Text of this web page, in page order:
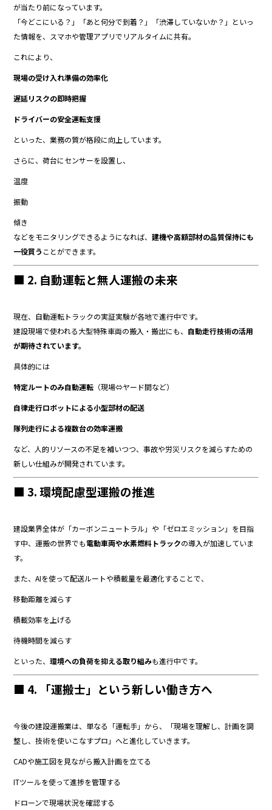
が当たり前になっています。
「今どこにいる？」「あと何分で到着？」「渋滞していないか？」といっ
た情報を、スマホや管理アプリでリアルタイムに共有。
これにより、
現場の受け入れ準備の効率化
遅延リスクの即時把握
ドライバーの安全運転支援
といった、業務の質が格段に向上しています。
さらに、荷台にセンサーを設置し、
温度
振動
傾き
などをモニタリングできるようになれば、建機や高額部材の品質保持にも
一役買う ことができます。
■ 2. 自動運転と無人運搬の未来
現在、自動運転トラックの実証実験が各地で進行中です。
建設現場で使われる大型特殊車両の搬入・搬出にも、 自動走行技術の活用
が期待されています。
具体的には――
特定ルートのみ自動運転 （現場⇔ヤード間など）
自律走行ロボットによる小型部材の配送
隊列走行による複数台の効率運搬
など、人的リソースの不足を補いつつ、事故や労災リスクを減らすための
新しい仕組みが開発されています。
■ 3. 環境配慮型運搬の推進
建設業界全体が「カーボンニュートラル」や「ゼロエミッション」を目指
す中、運搬の世界でも電動車両や水素燃料トラックの導入が加速していま
す。
また、AIを使って配送ルートや積載量を最適化することで、
移動距離を減らす
積載効率を上げる
待機時間を減らす
といった、環境への負荷を抑える取り組みも進行中です。
■ 4. 「運搬士」という新しい働き方へ
今後の建設運搬業は、単なる「運転手」から、「現場を理解し、計画を調
整し、技術を使いこなすプロ」へと進化していきます。
CADや施工図を見ながら搬入計画を立てる
ITツールを使って進捗を管理する
ドローンで現場状況を確認する